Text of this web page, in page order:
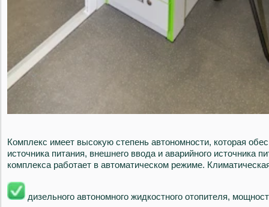
Комплекс имеет высокую степень автономности, которая
источника питания, внешнего ввода и аварийного источника
комплекса работает в автоматическом режиме.
дизельного автономного жидкостного отопителя,